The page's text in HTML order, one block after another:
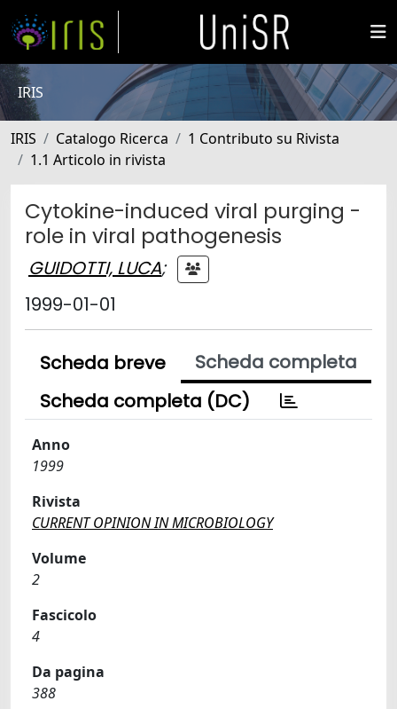
IRIS
IRIS Catalogo Ricerca
1 Contributo su Rivista
1.1 Articolo in rivista
Cytokine-induced viral purging -
role in viral pathogenesis
GUIDOTTI, LUCA;
1999-01-01
Scheda breve
Scheda completa
Scheda completa (DC)
Anno
1999
Rivista
CURRENT OPINION IN MICROBIOLOGY
Volume
2
Fascicolo
4
Da pagina
388